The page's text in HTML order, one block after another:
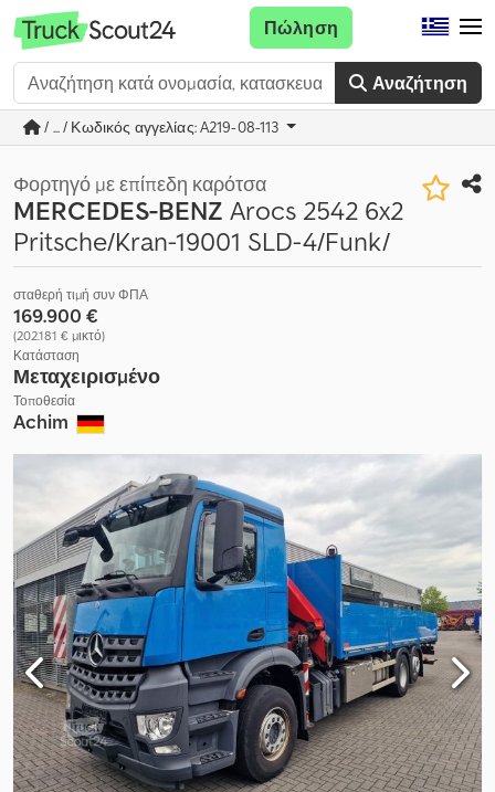
Αναζήτηση
Πώληση
/ ... / Κωδικός αγγελίας: A219-08-113
Φορτηγό με επίπεδη καρότσα
MERCEDES-BENZ Arocs 2542 6x2
Pritsche/Kran-19001 SLD-4/Funk/
σταθερή τιμή συν ΦΠΑ
169.900 €
(202.181 € μικτό)
Κατάσταση
Μεταχειρισμένο
Τοποθεσία
Achim